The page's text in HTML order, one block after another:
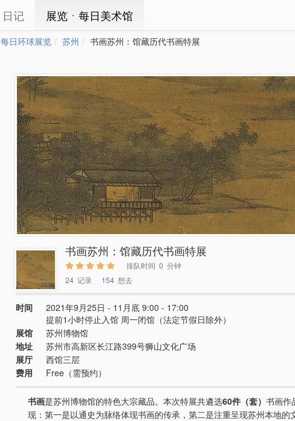
日记 展览ㆍ每日美术馆
每日环球展览 苏州 书画苏州：馆藏历代书画特展
书画苏州：馆藏历代书画特展
排队时间 0 分钟
24 记录 154 想去
时间
2021年9月25日 - 11月底 9:00 - 17:00
提前1小时停止入馆 周一闭馆（法定节假日除外）
展馆
苏州博物馆
地址
苏州市高新区长江路399号狮山文化广场
展厅
西馆三层
费用
Free（需预约）
书画是苏州博物馆的特色大宗藏品。本次特展共遴选60件（套） 书画作
现：第一是以通史为脉络体现书画的传承，第二是注重呈现苏州本地的